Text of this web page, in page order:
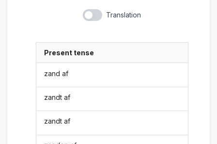
Translation
Present tense
zand af
zandt af
zandt af